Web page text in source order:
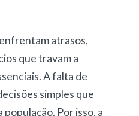
atrasos,
que travam a
A falta de
simples que
população. Por isso, a